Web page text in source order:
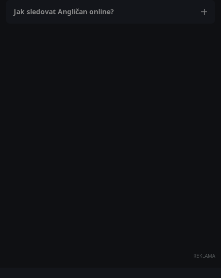
Jak sledovat Angličan online?
REKLAMA